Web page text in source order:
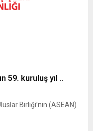
59. kuruluş yıl ..
Birliği’nin (ASEAN)